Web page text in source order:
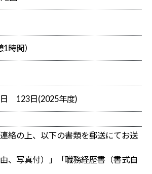
時間）
123日(2025年度)
絡の上、以下の書類を郵送にてお送
、写真付）」「職務経歴書（書式自